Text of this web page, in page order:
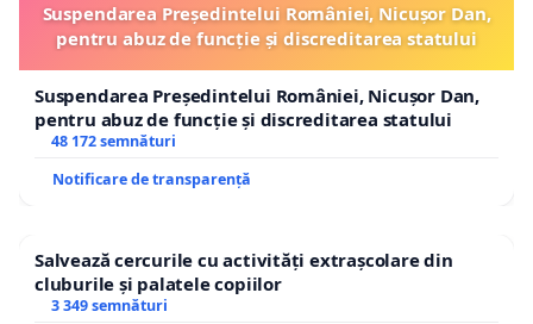
Suspendarea Președintelui României, Nicușor Dan,
pentru abuz de funcție și discreditarea statului
Suspendarea Președintelui României, Nicușor Dan,
pentru abuz de funcție și discreditarea statului
48 172 semnături
Notificare de transparență
Salvează cercurile cu activități extrașcolare din
cluburile și palatele copiilor
3 349 semnături